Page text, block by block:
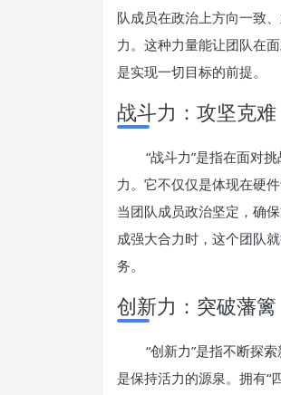
队成员在政治上方向一致
力。这种力量能让团队在
是实现一切目标的前提。
战斗力：攻坚克
“战斗力”是指在面对
力。它不仅仅是体现在硬
当团队成员政治坚定，确
成强大合力时，这个团队
务。
创新力：突破藩
“创新力”是指不断探
是保持活力的源泉。拥有“